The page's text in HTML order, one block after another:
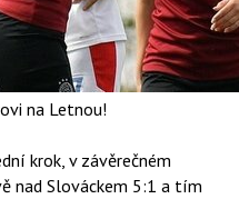
na Letnou!
krok, v závěrečném
nad Slováckem 5:1 a tím